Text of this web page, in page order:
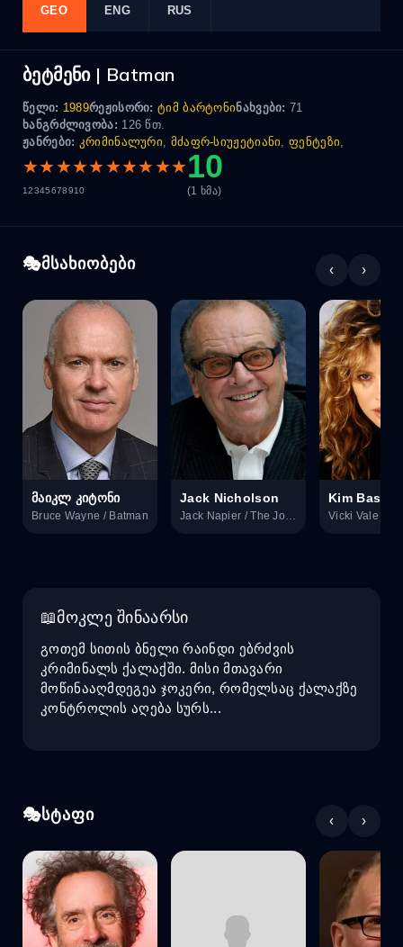
GEO ENG RUS
ბეტმენი | Batman
წელი: 1989რეჟისორი: ტიმ ბარტონინახვები: 71
ხანგრძლივობა: 126 წთ.
ჟანრები: კრიმინალური, მძაფრ-სიუჟეტიანი,ფენტეზი,
★★★★★★★★★★
12345678910
10
(1 ხმა)
მსახიობები ‹ ›
მაიკლ კიტონი
Bruce Wayne / Batman
Jack Nicholson
Jack Napier / The Joker
Kim
Vicki Vale
მოკლე შინაარსი
გოთემ სითის ბნელი რაინდი ებრძვის
კრიმინალს ქალაქში. მისი მთავარი
მოწინააღმდეგეა ჯოკერი, რომელსაც ქალაქზე
კონტროლის აღება სურს...
სტაფი ‹ ›